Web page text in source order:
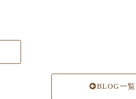
BLOG一